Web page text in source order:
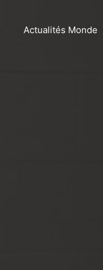
Actualités Monde